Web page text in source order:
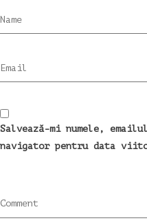
Name
Email
Salvează-mi numele,
navigator pentru data
Comment